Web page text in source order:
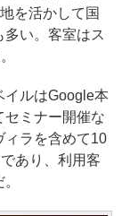
を活かして国
い。客室はス
ルはGoogle本
セミナー開催な
ィラを含めて10
あり、利用客